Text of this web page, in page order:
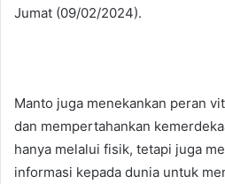
Jumat (09/02/2024).
Manto juga menekankan peran
dan mempertahankan
hanya melalui fisik, tetapi juga
informasi kepada dunia untuk